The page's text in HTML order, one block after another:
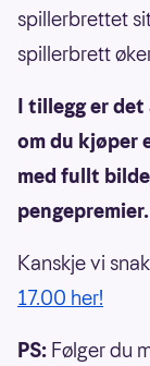
spillerbrettet
spillerbrett
I tillegg er det
om du kjøper
med fullt
pengepremier.
Kanskje vi
17.00 her!
PS: Følger du